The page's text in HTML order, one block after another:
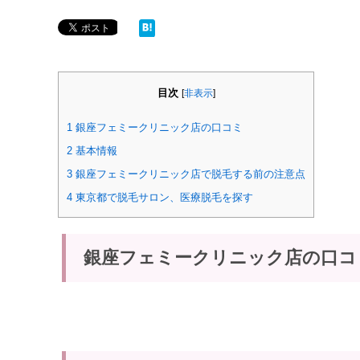
目次 [非表示]
1 銀座フェミークリニック店の口コミ
2 基本情報
3 銀座フェミークリニック店で脱毛する前の注意点
4 東京都で脱毛サロン、医療脱毛を探す
銀座フェミークリニック店の口